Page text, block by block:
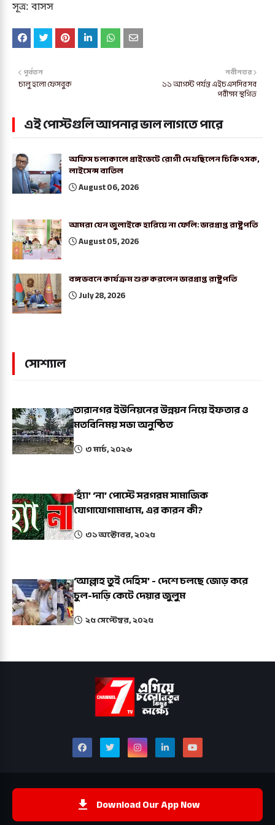
সূত্র: বাসস
নবীনতর
১১ আগস্ট পর্যন্ত এইচএসসির সব
পরীক্ষা স্থগিত
পূর্বতন
চালু হলো ফেসবুক
এই পোস্টগুলি আপনার ভাল লাগতে পারে
অফিস চলাকালে প্রাইভেটে রোগী দেখছিলেন চিকিৎসক,
লাইসেন্স বাতিল
August 06, 2026
আমরা যেন জুলাইকে হারিয়ে না ফেলি: ভারপ্রাপ্ত রাষ্ট্রপতি
August 05, 2026
বঙ্গভবনে কার্যক্রম শুরু করলেন ভারপ্রাপ্ত রাষ্ট্রপতি
July 28, 2026
সোশ্যাল
তারানগর ইউনিয়নের উন্নয়ন নিয়ে ইফতার ও
মতবিনিময় সভা অনুষ্ঠিত
৩ মার্চ, ২০২৬
‘হ্যাঁ’ ‘না’ পোস্টে সরগরম সামাজিক
যোগাযোগামাধ্যম, এর কারন কী?
৩১ অক্টোবর, ২০২৫
‘আল্লাহ তুই দেহিস’ - দেশে চলছে জোড় করে
চুল-দাড়ি কেটে দেয়ার জুলুম
২৫ সেপ্টেম্বর, ২০২৫
Download Our App Now